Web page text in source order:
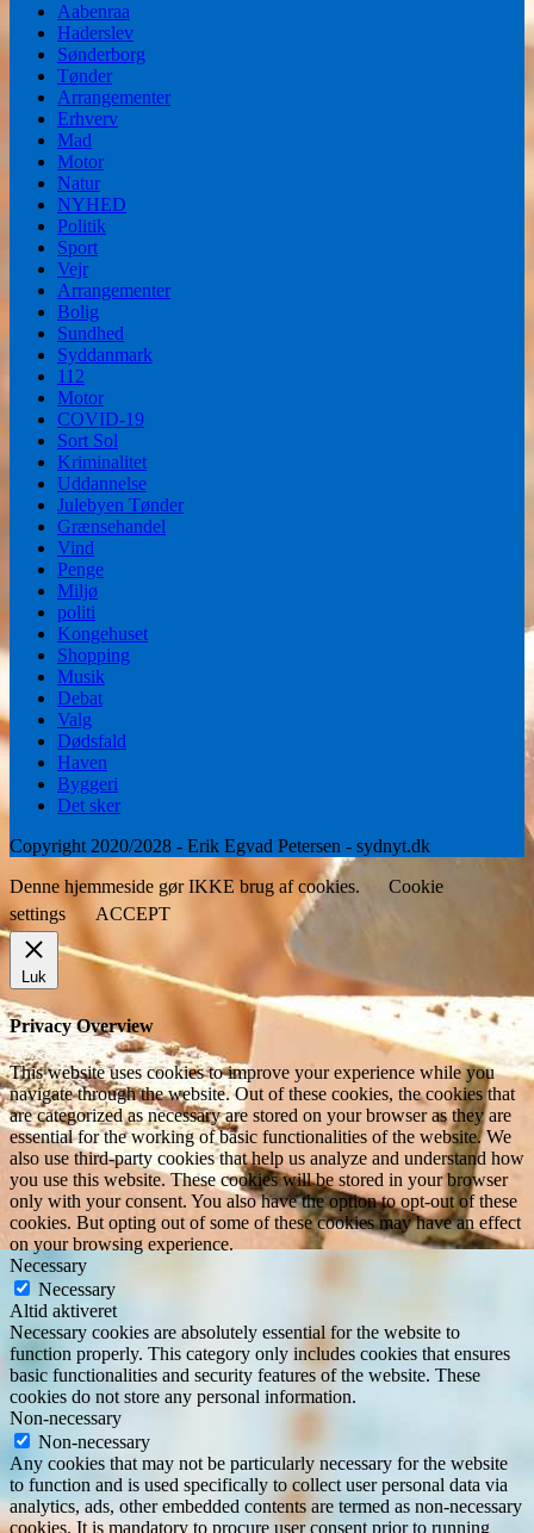
Aabenraa
Haderslev
Sønderborg
Tønder
Arrangementer
Erhverv
Mad
Motor
Natur
NYHED
Politik
Sport
Vejr
Arrangementer
Bolig
Sundhed
Syddanmark
112
Motor
COVID-19
Sort Sol
Kriminalitet
Uddannelse
Julebyen Tønder
Grænsehandel
Vind
Penge
Miljø
politi
Kongehuset
Shopping
Musik
Debat
Valg
Dødsfald
Haven
Byggeri
Det sker
Copyright 2020/2028 - Erik Egvad Petersen - sydnyt.dk
Denne hjemmeside gør IKKE brug af cookies.
Cookie
settings
ACCEPT
Luk
Privacy Overview
This website uses cookies to improve your experience while you
navigate through the website. Out of these cookies, the cookies that
are categorized as necessary are stored on your browser as they are
essential for the working of basic functionalities of the website. We
also use third-party cookies that help us analyze and understand how
you use this website. These cookies will be stored in your browser
only with your consent. You also have the option to opt-out of these
cookies. But opting out of some of these cookies may have an effect
on your browsing experience.
Necessary
Necessary
Altid aktiveret
Necessary cookies are absolutely essential for the website to
function properly. This category only includes cookies that ensures
basic functionalities and security features of the website. These
cookies do not store any personal information.
Non-necessary
Non-necessary
Any cookies that may not be particularly necessary for the website
to function and is used specifically to collect user personal data via
analytics, ads, other embedded contents are termed as non-necessary
cookies. It is mandatory to procure user consent prior to running